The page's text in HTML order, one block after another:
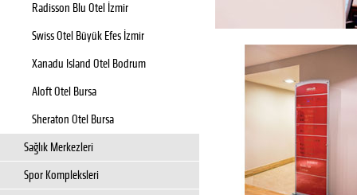
Radisson Blu Otel İzmir
Swiss Otel Büyük Efes İzmir
Xanadu Island Otel Bodrum
Aloft Otel Bursa
Sheraton Otel Bursa
Sağlık Merkezleri
Spor Kompleksleri